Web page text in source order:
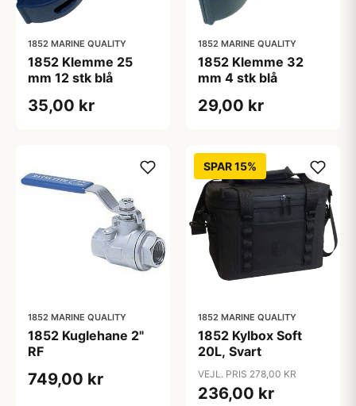
1852 MARINE QUALITY
1852 Klemme 25
mm 12 stk blå
35,00 kr
1852 MARINE QUALITY
1852 Klemme 32
mm 4 stk blå
29,00 kr
1852 MARINE QUALITY
1852 Kuglehane 2"
RF
749,00 kr
SPAR 15%
1852 MARINE QUALITY
1852 Kylbox Soft
20L, Svart
VEJL. PRIS 278,00 KR
236,00 kr